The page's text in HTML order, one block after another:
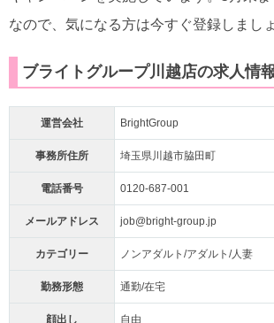
なので、気になる方は今すぐ登録しましょ
ブライトグループ川越店の求人情
運営会社 BrightGroup
事務所住所 埼玉県川越市脇田町
電話番号 0120-687-001
メールアドレス job@bright-group.jp
カテゴリー ノンアダルト/アダルト/人妻
勤務形態 通勤/在宅
顔出し 自由